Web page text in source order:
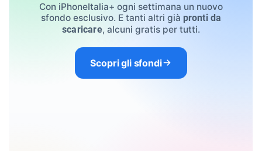
Con iPhoneItalia+ ogni settimana un nuovo
sfondo esclusivo. E tanti altri già pronti da
scaricare, alcuni gratis per tutti.
Scopri gli sfondi